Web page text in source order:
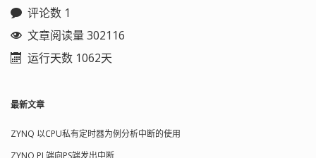
评论数 1
文章阅读量 302116
运行天数 1062天
最新文章
ZYNQ 以CPU私有定时器为例分析中断的使用
ZYNQ PL端向PS端发出中断